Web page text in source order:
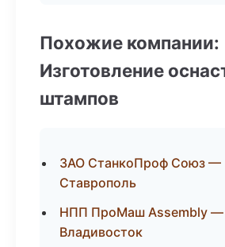
Похожие компании:
Изготовление
штампов
ЗАО СтанкоПроф Союз —
Ставрополь
НПП ПроМаш Assembly —
Владивосток